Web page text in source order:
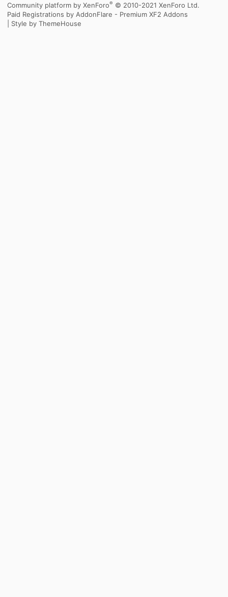
Community platform by XenForo® © 2010-2021 XenForo Ltd.
Paid Registrations by AddonFlare - Premium XF2 Addons
Style by ThemeHouse